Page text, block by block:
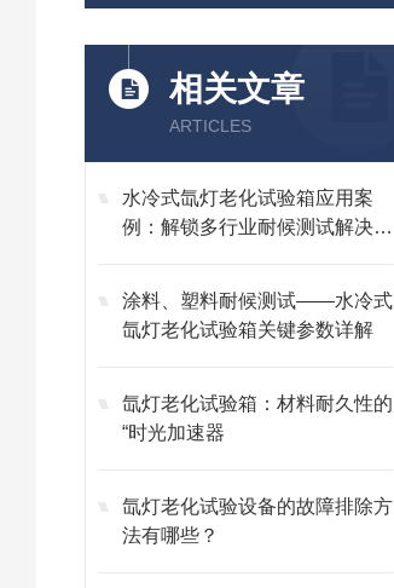
相关文章
ARTICLES
水冷式氙灯老化试验箱应用案
例：解锁多行业耐候测试解决方
涂料、塑料耐候测试——水冷式
氙灯老化试验箱关键参数详解
氙灯老化试验箱：材料耐久性的
“时光加速器
氙灯老化试验设备的故障排除方
法有哪些？